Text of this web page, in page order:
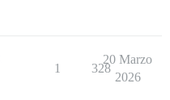
1 328
20 Marzo
2026